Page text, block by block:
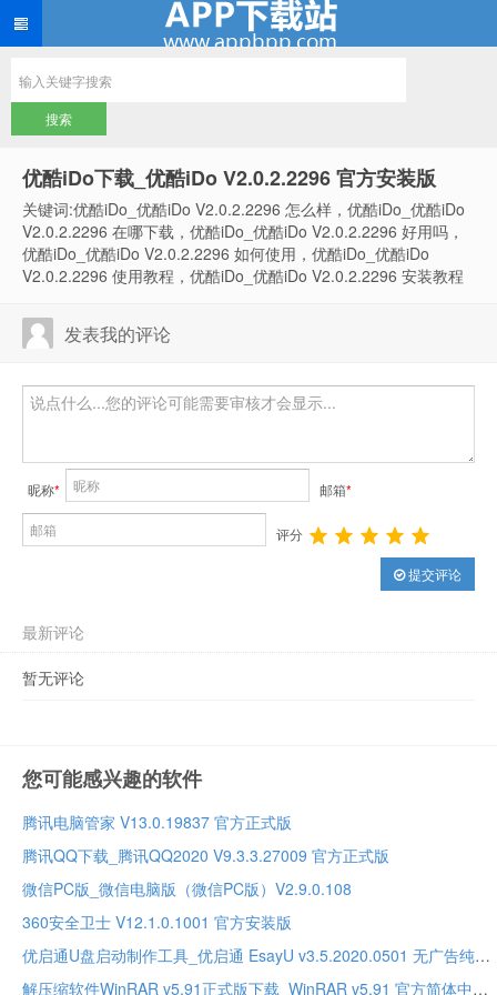
优酷iDo下载_优酷iDo V2.0.2.2296 官方安装版
关键词:优酷iDo_优酷iDo V2.0.2.2296 怎么样，优酷iDo_优酷iDo
V2.0.2.2296 在哪下载，优酷iDo_优酷iDo V2.0.2.2296 好用吗，
优酷iDo_优酷iDo V2.0.2.2296 如何使用，优酷iDo_优酷iDo
V2.0.2.2296 使用教程，优酷iDo_优酷iDo V2.0.2.2296 安装教程
发表我的评论
昵称* 邮箱*
评分
提交评论
最新评论
暂无评论
您可能感兴趣的软件
腾讯电脑管家 V13.0.19837 官方正式版
腾讯QQ下载_腾讯QQ2020 V9.3.3.27009 官方正式版
微信PC版_微信电脑版（微信PC版）V2.9.0.108
360安全卫士 V12.1.0.1001 官方安装版
优启通U盘启动制作工具_优启通 EsayU v3.5.2020.0501 无广告纯净版
解压缩软件WinRAR v5.91正式版下载_WinRAR v5.91 官方简体中文正式版